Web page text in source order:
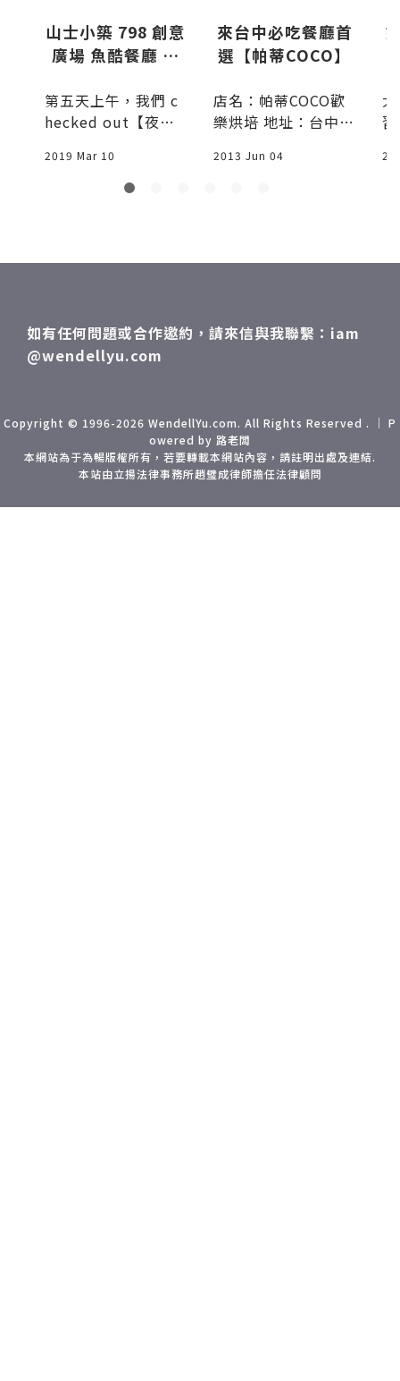
山士小築 798 創意
廣場 魚酷餐廳 木
第五天上午，我們 c
hecked out【夜奔
地人要回家洗衣服，
所以不跟我們一起住
的行程超好，什麼包
車、訂飯店、代墊款
希望以後還能再「跟
2019 Mar 10
來台中必吃餐廳首
選【帕蒂COCO】
店名：帕蒂COCO歡
樂烘培 地址：台中市
電話：04-2235-119
2013 Jun 04
如有任何問題或合作邀約，請來信與我聯繫：iam
@wendellyu.com
Copyright © 1996-2026 WendellYu.com. All Rights Reserved . ｜ P
owered by 路老闆
本網站為于為暢版權所有，若要轉載本網站內容，請註明出處及連結.
本站由立揚法律事務所趙璧成律師擔任法律顧問